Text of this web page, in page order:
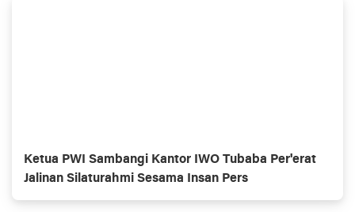
Ketua PWI Sambangi Kantor IWO Tubaba Per'erat
Jalinan Silaturahmi Sesama Insan Pers